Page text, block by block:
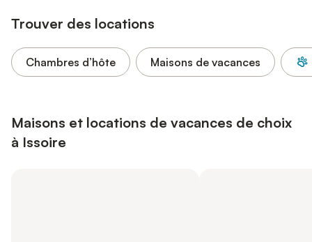
Trouver des locations
Chambres d’hôte Maisons de vacances
Maisons et locations de vacances de choix
à Issoire